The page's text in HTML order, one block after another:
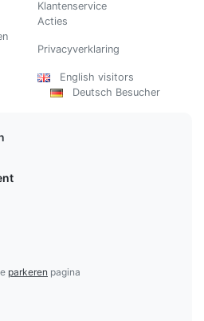
Klantenservice
Acties
Privacyverklaring
English visitors
Deutsch Besucher
parkeren pagina